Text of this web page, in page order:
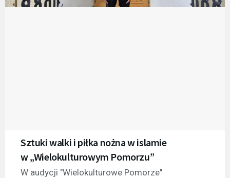
Sztuki walki i piłka nożna w islamie
w „Wielokulturowym Pomorzu”
W audycji "Wielokulturowe Pomorze"